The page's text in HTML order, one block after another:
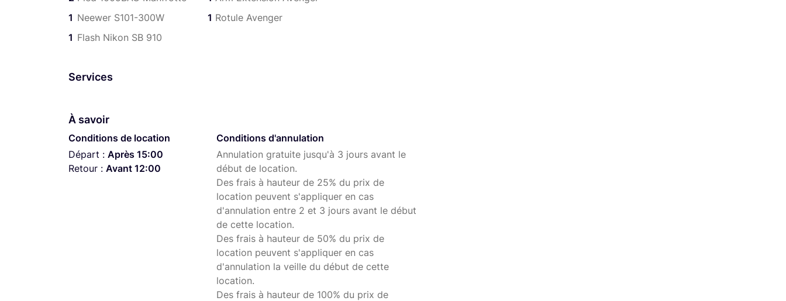
1 Neewer S101-300W
1 Flash Nikon SB 910
1 Rotule Avenger
Services
À savoir
Conditions de location
Départ : Après 15:00
Retour : Avant 12:00
Conditions d'annulation
Annulation gratuite jusqu'à 3 jours avant le
début de location.
Des frais à hauteur de 25% du prix de
location peuvent s'appliquer en cas
d'annulation entre 2 et 3 jours avant le début
de cette location.
Des frais à hauteur de 50% du prix de
location peuvent s'appliquer en cas
d'annulation la veille du début de cette
location.
Des frais à hauteur de 100% du prix de